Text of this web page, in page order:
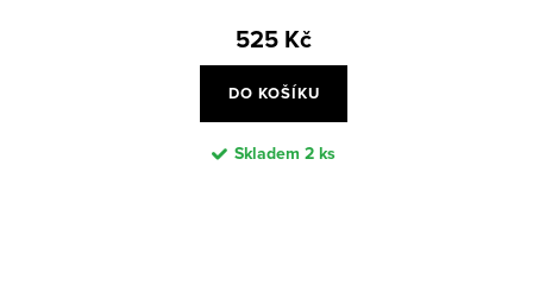
525 Kč
DO KOŠÍKU
Skladem2 ks